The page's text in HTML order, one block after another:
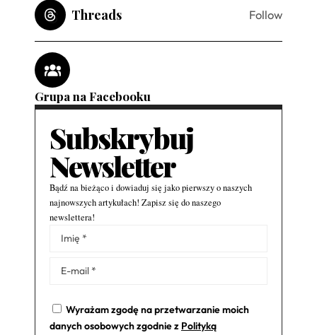
Threads Follow
Grupa na Facebooku
Subskrybuj
Newsletter
Bądź na bieżąco i dowiaduj się jako pierwszy o naszych
najnowszych artykułach! Zapisz się do naszego
newslettera!
Wyrażam zgodę na przetwarzanie moich
danych osobowych zgodnie z Polityką
Alternative: